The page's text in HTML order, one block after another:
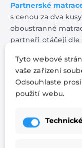
Partnerské
s cenou za dva
oboustranné
partneři otáčejí dle
Pěnové matrace
–
pěny. Takzvané
nároky na zdravé
roštu. Kromě
vlastnostmi
Tyto webové
vaše zařízení
Odsouhlaste
použití webu.